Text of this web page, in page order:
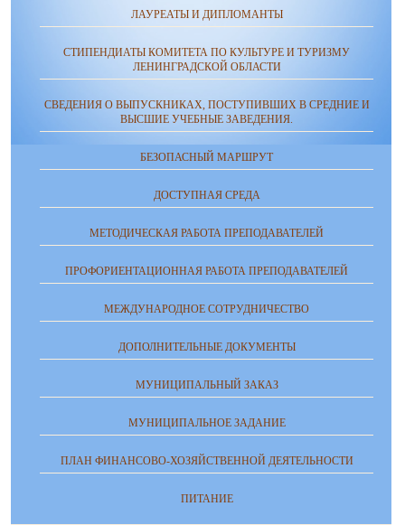
ЛАУРЕАТЫ И ДИПЛОМАНТЫ
СТИПЕНДИАТЫ КОМИТЕТА ПО КУЛЬТУРЕ И ТУРИЗМУ
ЛЕНИНГРАДСКОЙ ОБЛАСТИ
СВЕДЕНИЯ О ВЫПУСКНИКАХ, ПОСТУПИВШИХ В СРЕДНИЕ И
ВЫСШИЕ УЧЕБНЫЕ ЗАВЕДЕНИЯ.
БЕЗОПАСНЫЙ МАРШРУТ
ДОСТУПНАЯ СРЕДА
МЕТОДИЧЕСКАЯ РАБОТА ПРЕПОДАВАТЕЛЕЙ
ПРОФОРИЕНТАЦИОННАЯ РАБОТА ПРЕПОДАВАТЕЛЕЙ
МЕЖДУНАРОДНОЕ СОТРУДНИЧЕСТВО
ДОПОЛНИТЕЛЬНЫЕ ДОКУМЕНТЫ
МУНИЦИПАЛЬНЫЙ ЗАКАЗ
МУНИЦИПАЛЬНОЕ ЗАДАНИЕ
ПЛАН ФИНАНСОВО-ХОЗЯЙСТВЕННОЙ ДЕЯТЕЛЬНОСТИ
ПИТАНИЕ